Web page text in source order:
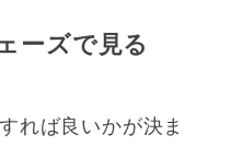
ーズで見る
れば良いかが決ま